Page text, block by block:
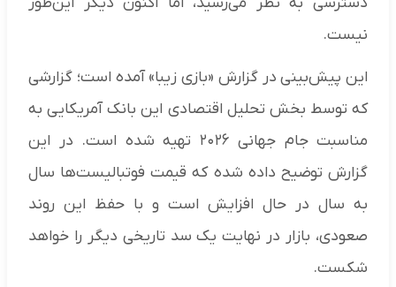
نیست.
این پیش‌بینی در گزارش «بازی زیبا» آمده است؛ گزارشی
که توسط بخش تحلیل اقتصادی این بانک آمریکایی به
مناسبت جام جهانی ۲۰۲۶ تهیه شده است. در این
گزارش توضیح داده شده که قیمت فوتبالیست‌ها سال
به سال در حال افزایش است و با حفظ این روند
صعودی، بازار در نهایت یک سد تاریخی دیگر را خواهد
شکست.